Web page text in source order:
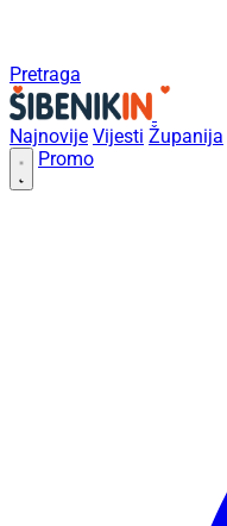
Pretraga
Najnovije Vijesti Županija
Promo